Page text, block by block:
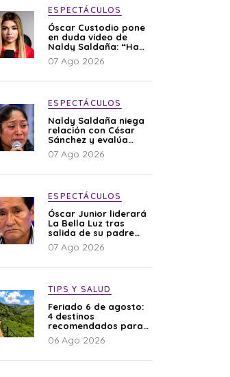
ESPECTÁCULOS
Óscar Custodio pone
en duda video de
Naldy Saldaña: “Hay
cosas que de repente
se han editado”
07 Ago 2026
ESPECTÁCULOS
Naldy Saldaña niega
relación con César
Sánchez y evalúa
denunciar a su
esposa: “Es una
07 Ago 2026
ESPECTÁCULOS
Óscar Junior liderará
La Bella Luz tras
salida de su padre
por polémica con
Naldy Saldaña
07 Ago 2026
TIPS Y SALUD
Feriado 6 de agosto:
4 destinos
recomendados para
disfrutar el descanso
06 Ago 2026